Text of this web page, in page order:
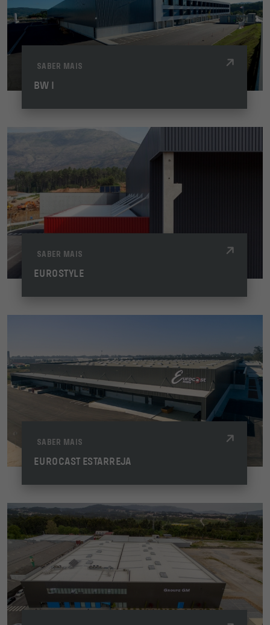
SABER MAIS
BW I
SABER MAIS
EUROSTYLE
SABER MAIS
EUROCAST ESTARREJA